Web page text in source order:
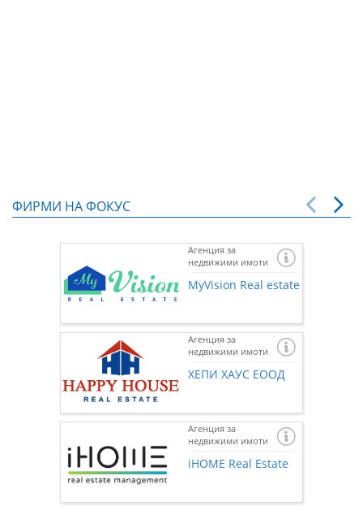
ФИРМИ НА ФОКУС
Агенция за
недвижими имоти
MyVision Real estate
Агенция за
недвижими имоти
ХЕПИ ХАУС ЕООД
Агенция за
недвижими имоти
iHOME Real Estate